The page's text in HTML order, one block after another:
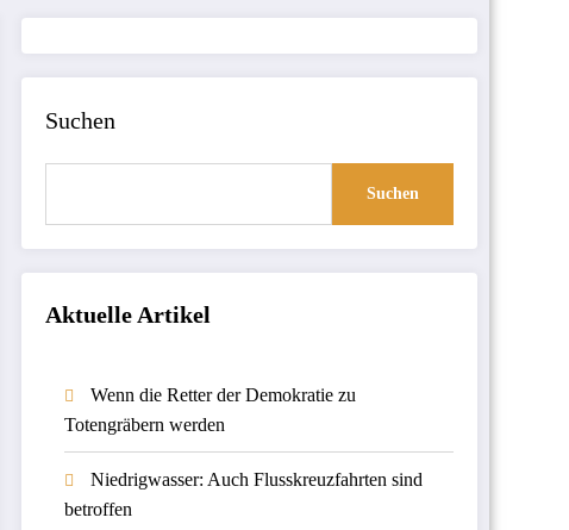
Suchen
Suchen
Aktuelle Artikel
Wenn die Retter der Demokratie zu
Totengräbern werden
Niedrigwasser: Auch Flusskreuzfahrten sind
betroffen